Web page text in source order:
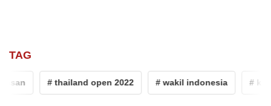
TAG
# thailand open 2022 # wakil indonesia # kevin